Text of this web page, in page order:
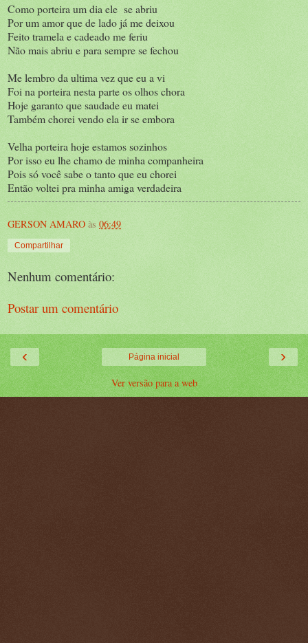
Como porteira um dia ele se abriu
Por um amor que de lado já me deixou
Feito tramela e cadeado me feriu
Não mais abriu e para sempre se fechou
Me lembro da ultima vez que eu a vi
Foi na porteira nesta parte os olhos chora
Hoje garanto que saudade eu matei
Também chorei vendo ela ir se embora
Velha porteira hoje estamos sozinhos
Por isso eu lhe chamo de minha companheira
Pois só você sabe o tanto que eu chorei
Então voltei pra minha amiga verdadeira
GERSON AMARO às 06:49
Compartilhar
Nenhum comentário:
Postar um comentário
‹ ›
Página inicial
Ver versão para a web